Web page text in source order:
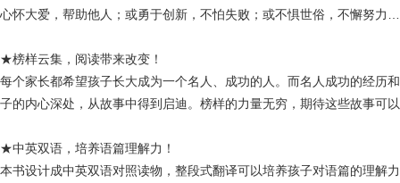
心怀大爱，帮助他人；或勇于创新 ，不怕失败；或不惧世俗，不懈努
★榜样云集，阅读带来改变！
每个家长都希望孩子长大成为一个名人、成功的人。而名人成功的经历
子的内心深处，从故事中得到启迪。榜样的力量无穷，期待这些故事可
★中英双语，培养语篇理解力 ！
本书设计成中英双语对照读物，整段式翻译可以培养孩子对语篇的理解